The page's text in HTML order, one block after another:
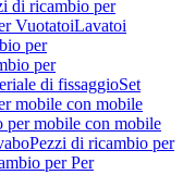
di ricambio per
VuotatoiLavatoi
per
per
di fissaggioSet
mobile con mobile
per mobile con mobile
Pezzi di ricambio per
per Per